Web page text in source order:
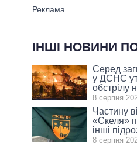
ІНШІ НОВИНИ
Серед
у ДСНС
обстрілу
8 серпня
Частину
«Скеля»
інші
8 серпня